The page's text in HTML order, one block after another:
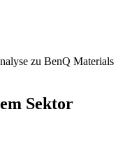
zu BenQ Materials
Sektor